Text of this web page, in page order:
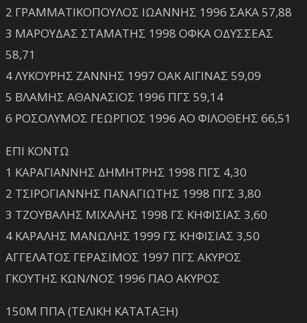
2 ΓΡΑΜΜΑΤΙΚΟΠΟΥΛΟΣ ΙΩΑΝΝΗΣ 1996 ΣΑΚΑ 57,88
3 ΜΑΡΟΥΔΑΣ ΣΤΑΜΑΤΗΣ 1998 ΟΦΚΑ ΟΔΥΣΣΕΑΣ
58,71
4 ΛΥΚΟΥΡΗΣ ΖΑΝΝΗΣ 1997 ΟΑΚ ΑΙΓΙΝΑΣ 59,09
5 ΒΛΑΜΗΣ ΑΘΑΝΑΣΙΟΣ 1996 ΠΓΣ 59,14
6 ΡΟΣΟΛΥΜΟΣ ΓΕΩΡΓΙΟΣ 1996 ΑΟ ΦΙΛΟΘΕΗΣ 66,51
ΕΠΙ ΚΟΝΤΩ
1 ΚΑΡΑΓΙΑΝΝΗΣ ΔΗΜΗΤΡΗΣ 1998 ΠΓΣ 4,30
2 ΤΣΙΡΟΓΙΑΝΝΗΣ ΠΑΝΑΓΙΩΤΗΣ 1998 ΠΓΣ 3,80
3 ΤΖΟΥΒΑΛΗΣ ΜΙΧΑΛΗΣ 1998 ΓΣ ΚΗΦΙΣΙΑΣ 3,60
4 ΚΑΡΑΛΗΣ ΜΑΝΩΛΗΣ 1999 ΓΣ ΚΗΦΙΣΙΑΣ 3,50
ΑΓΓΕΛΑΤΟΣ ΓΕΡΑΣΙΜΟΣ 1997 ΠΓΣ ΑΚΥΡΟΣ
ΓΚΟΥΤΗΣ ΚΩΝ/ΝΟΣ 1996 ΠΑΟ ΑΚΥΡΟΣ
150Μ ΠΠΑ (ΤΕΛΙΚΗ ΚΑΤΑΤΑΞΗ)